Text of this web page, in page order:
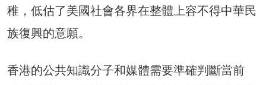
稚，低估了美國社會各界在整體上容不得中華民
族復興的意願。
香港的公共知識分子和媒體需要準確判斷當前